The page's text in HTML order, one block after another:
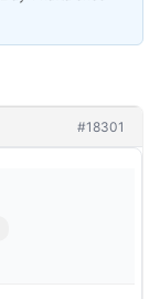
#18301